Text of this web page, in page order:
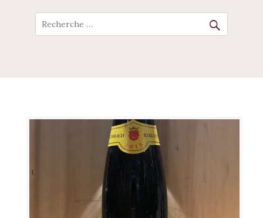
Recherche